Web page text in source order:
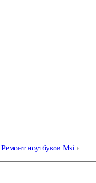
Ремонт ноутбуков Msi ›